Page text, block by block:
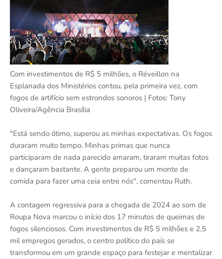
Com investimentos de R$ 5 milhões, o Réveillon na
Esplanada dos Ministérios contou, pela primeira vez, com
fogos de artifício sem estrondos sonoros | Fotos: Tony
Oliveira/Agência Brasília
"Está sendo ótimo, superou as minhas expectativas. Os fogos
duraram muito tempo. Minhas primas que nunca
participaram de nada parecido amaram, tiraram muitas fotos
e dançaram bastante. A gente preparou um monte de
comida para fazer uma ceia entre nós", comentou Ruth.
A contagem regressiva para a chegada de 2024 ao som de
Roupa Nova marcou o início dos 17 minutos de queimas de
fogos silenciosos. Com investimentos de R$ 5 milhões e 2,5
mil empregos gerados, o centro político do país se
transformou em um grande espaço para festejar e mentalizar